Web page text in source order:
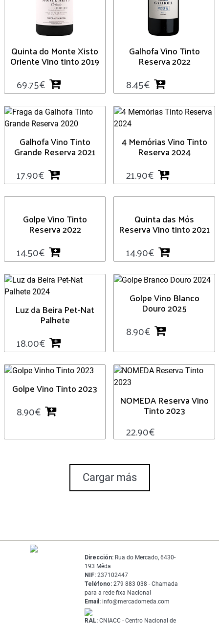
Quinta do Monte Xisto
Oriente Vino tinto 2019
69.75€
Galhofa Vino Tinto
Reserva 2022
8.45€
Galhofa Vino Tinto
Grande Reserva 2021
17.90€
4 Memórias Vino Tinto
Reserva 2024
21.90€
Golpe Vino Tinto
Reserva 2022
14.50€
Quinta das Mós
Reserva Vino tinto 2021
14.90€
Luz da Beira Pet-Nat
Palhete
18.00€
Golpe Vino Blanco
Douro 2025
8.90€
Golpe Vino Tinto 2023
8.90€
NOMEDA Reserva Vino
Tinto 2023
22.90€
Cargar más
Dirección: Rua do Mercado, 6430-
193 Mêda
NIF: 237102447
Teléfono: 279 883 038 - Chamada
para a rede fixa Nacional
Email: info@mercadomeda.com
RAL: CNIACC - Centro Nacional de